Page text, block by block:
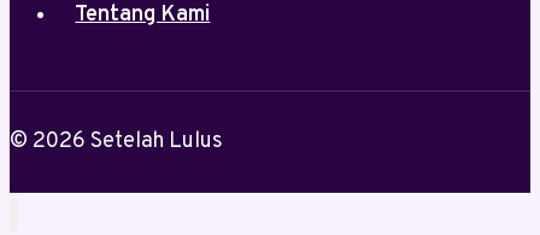
Tentang Kami
© 2026 Setelah Lulus